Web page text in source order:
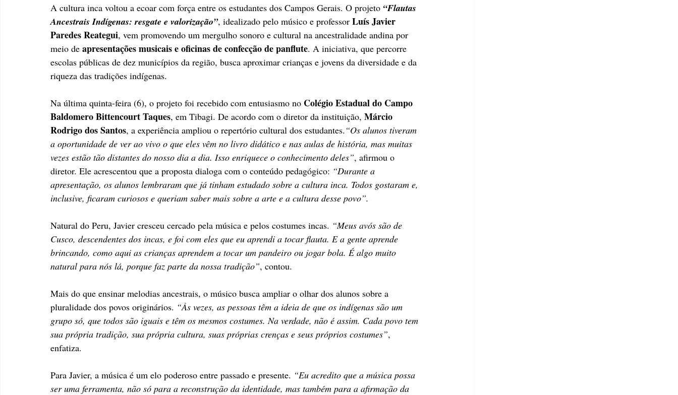
A cultura inca voltou a ecoar com força entre os estudantes dos Campos Gerais. O projeto “Flautas
Ancestrais Indígenas: resgate e valorização”, idealizado pelo músico e professor Luís Javier
Paredes Reategui, vem promovendo um mergulho sonoro e cultural na ancestralidade andina por
meio de apresentações musicais e oficinas de confecção de panflute. A iniciativa, que percorre
escolas públicas de dez municípios da região, busca aproximar crianças e jovens da diversidade e da
riqueza das tradições indígenas.
Na última quinta-feira (6), o projeto foi recebido com entusiasmo no Colégio Estadual do Campo
Baldomero Bittencourt Taques, em Tibagi. De acordo com o diretor da instituição, Márcio
Rodrigo dos Santos, a experiência ampliou o repertório cultural dos estudantes. “Os alunos tiveram
a oportunidade de ver ao vivo o que eles vêm no livro didático e nas aulas de história, mas muitas
vezes estão tão distantes do nosso dia a dia. Isso enriquece o conhecimento deles”, afirmou o
diretor. Ele acrescentou que a proposta dialoga com o conteúdo pedagógico: “Durante a
apresentação, os alunos lembraram que já tinham estudado sobre a cultura inca. Todos gostaram e,
inclusive, ficaram curiosos e queriam saber mais sobre a arte e a cultura desse povo”.
Natural do Peru, Javier cresceu cercado pela música e pelos costumes incas. “Meus avós são de
Cusco, descendentes dos incas, e foi com eles que eu aprendi a tocar flauta. E a gente aprende
brincando, como aqui as crianças aprendem a tocar um pandeiro ou jogar bola. É algo muito
natural para nós lá, porque faz parte da nossa tradição”, contou.
Mais do que ensinar melodias ancestrais, o músico busca ampliar o olhar dos alunos sobre a
pluralidade dos povos originários. “Às vezes, as pessoas têm a ideia de que os indígenas são um
grupo só, que todos são iguais e têm os mesmos costumes. Na verdade, não é assim. Cada povo tem
sua própria tradição, sua própria cultura, suas próprias crenças e seus próprios costumes”,
enfatiza.
Para Javier, a música é um elo poderoso entre passado e presente. “Eu acredito que a música possa
ser uma ferramenta, não só para a reconstrução da identidade, mas também para a afirmação da